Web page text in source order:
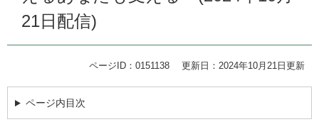
21日配信)
ページID：0151138 更新日：2024年10月21日更新
ページ内目次